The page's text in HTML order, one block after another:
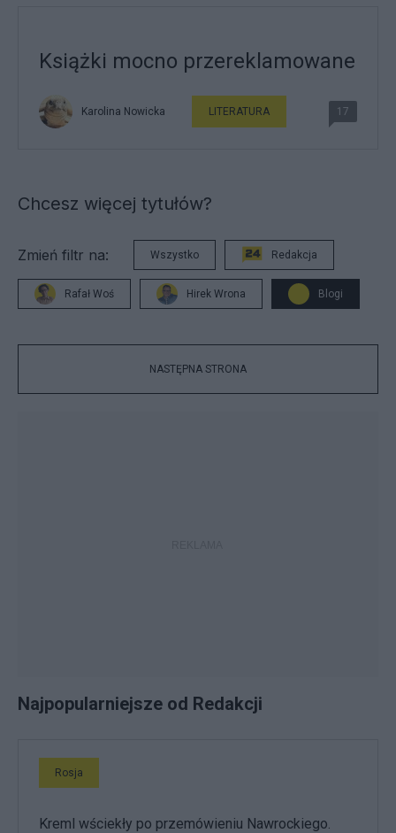
Książki mocno przereklamowane
Karolina Nowicka LITERATURA 17
Chcesz więcej tytułów?
Zmień filtr na: Wszystko Redakcja
Rafał Woś Hirek Wrona Blogi
NASTĘPNA STRONA
Najpopularniejsze od Redakcji
Rosja
Kreml wściekły po przemówieniu Nawrockiego.